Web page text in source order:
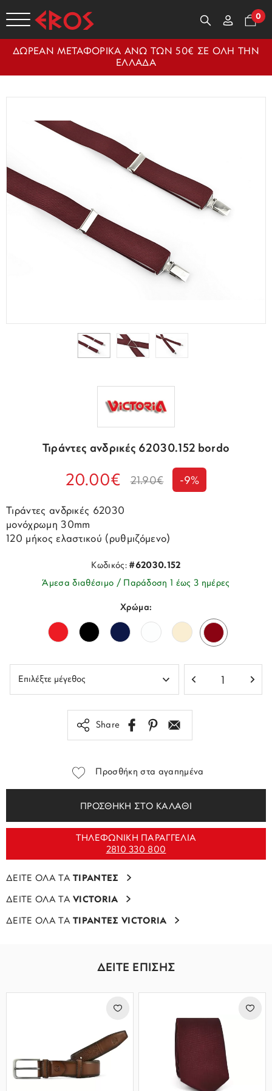
0
ΔΩΡΕΑΝ ΜΕΤΑΦΟΡΙΚΑ ΑΝΩ ΤΩΝ 50€ ΣΕ ΟΛΗ ΤΗΝ
ΕΛΛΑΔΑ
Τιράντες ανδρικές 62030.152 bordo
20.00€ 21.90€ -9%
Τιράντες ανδρικές 62030
μονόχρωμη 30mm
120 μήκος ελαστικού (ρυθμιζόμενο)
Κωδικός:#62030.152
Άμεσα διαθέσιμο / Παράδοση 1 έως 3 ημέρες
Χρώμα:
Share
Προσθήκη στα αγαπημένα
ΠΡΟΣΘΗΚΗ ΣΤΟ ΚΑΛΑΘΙ
ΤΗΛΕΦΩΝΙΚΗ ΠΑΡΑΓΓΕΛΙΑ
2810 330 800
ΔΕΙΤΕ ΟΛΑ ΤΑΤΙΡΑΝΤΕΣ
ΔΕΙΤΕ ΟΛΑ ΤΑVICTORIA
ΔΕΙΤΕ ΟΛΑ ΤΑΤΙΡΑΝΤΕΣ VICTORIA
ΔΕΙΤΕ ΕΠΙΣΗΣ